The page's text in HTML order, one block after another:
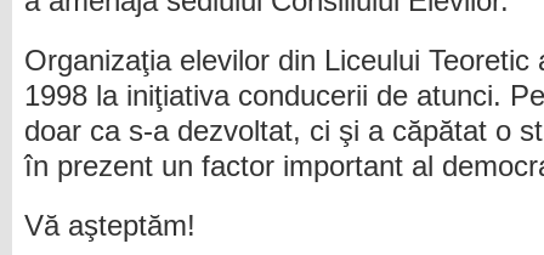
Organizaţia elevilor din Liceului
1998 la iniţiativa conducerii de atunci.
doar ca s-a dezvoltat, ci şi a căpătat o
în prezent un factor important al
Vă aşteptăm!